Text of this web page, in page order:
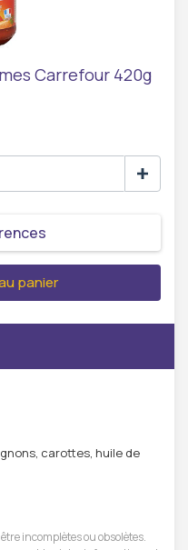
Carrefour 420g
panier
carottes, huile de
incomplètes ou obsolètes.